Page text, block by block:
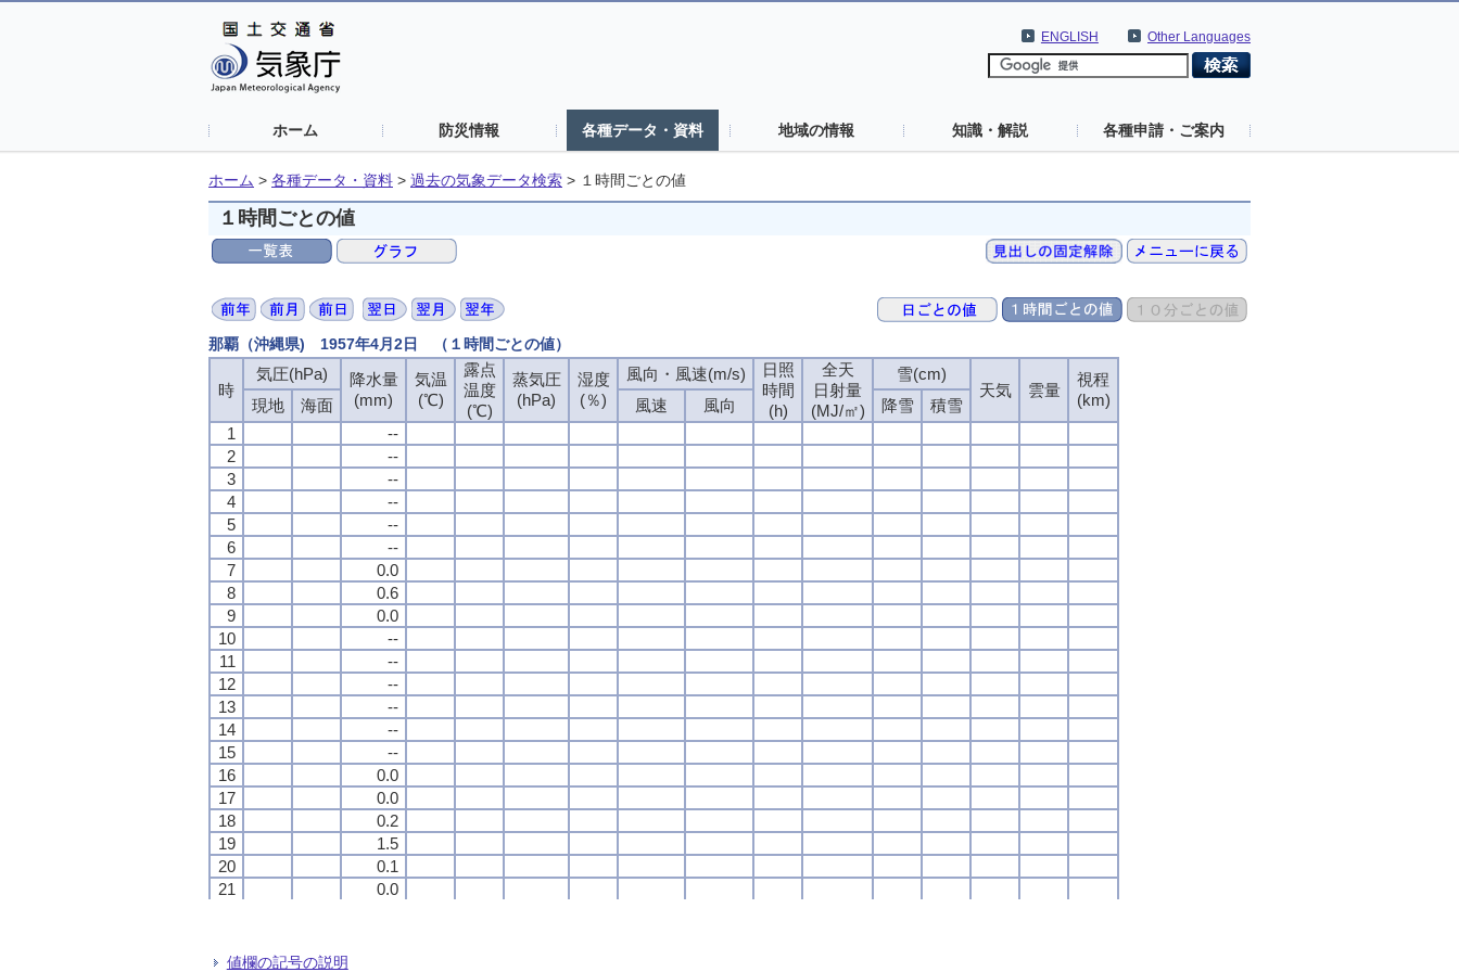
Other Languages
ENGLISH
ホーム 防災情報 各種データ・資料 地域の情報 知識・解説 各種申請・ご案内
ホーム > 各種データ・資料 > 過去の気象データ検索 > １時間ごとの値
１時間ごとの値
那覇（沖縄県) 1957年4月2日 （１時間ごとの値）
時
気圧(hPa)
降水量
(mm)
気温
(℃)
露点
温度
(℃)
蒸気圧
(hPa)
湿度
(％)
風向・風速(m/s)
日照
時間
(h)
全天
日射量
(MJ/㎡)
雪(cm)
天気
雲量
視程
(km)
現地 海面 風速 風向 降雪
積雪
1
--
2
--
3
--
4
--
5
--
6
--
7
0.0
8
0.6
9
0.0
10
--
11
--
12
--
13
--
14
--
15
--
16
0.0
17
0.0
18
0.2
19
1.5
20
0.1
21
0.0
24
時
気圧(hPa)
降水量
(mm)
気温
(℃)
露点
温度
(℃)
蒸気圧
(hPa)
湿度
(％)
風向・風速(m/s)
日照
時間
(h)
全天
日射量
(MJ/㎡)
雪(cm)
天気
雲量
視程
(km)
現地 海面 風速 風向 降雪
積雪
1
--
2
--
3
--
4
--
5
--
6
--
7
0.0
8
0.6
9
0.0
10
--
11
--
12
--
13
--
14
--
15
--
16
0.0
17
0.0
18
0.2
19
1.5
20
0.1
21
0.0
24
時
気圧(hPa)
降水量
(mm)
気温
(℃)
露点
温度
(℃)
蒸気圧
(hPa)
湿度
(％)
風向・風速(m/s)
日照
時間
(h)
全天
日射量
(MJ/㎡)
雪(cm)
天気
雲量
視程
(km)
現地 海面 風速 風向 降雪
積雪
1
--
2
--
3
--
4
--
5
--
6
--
7
0.0
8
0.6
9
0.0
10
--
11
--
12
--
13
--
14
--
15
--
16
0.0
17
0.0
18
0.2
19
1.5
20
0.1
21
0.0
24
時
気圧(hPa)
降水量
(mm)
気温
(℃)
露点
温度
(℃)
蒸気圧
(hPa)
湿度
(％)
風向・風速(m/s)
日照
時間
(h)
全天
日射量
(MJ/㎡)
雪(cm)
天気
雲量
視程
(km)
現地 海面 風速 風向 降雪
積雪
1
--
2
--
3
--
4
--
5
--
6
--
7
0.0
8
0.6
9
0.0
10
--
11
--
12
--
13
--
14
--
15
--
16
0.0
17
0.0
18
0.2
19
1.5
20
0.1
21
0.0
24
値欄の記号の説明